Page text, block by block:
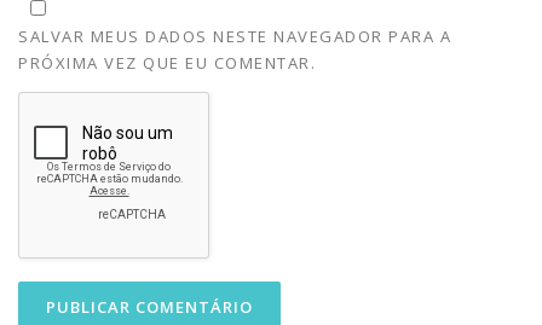
SALVAR MEUS DADOS NESTE NAVEGADOR PARA A
PRÓXIMA VEZ QUE EU COMENTAR.